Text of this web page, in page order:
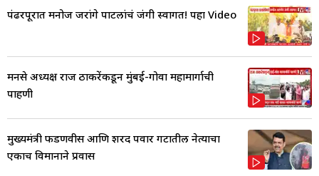
पंढरपूरात मनोज जरांगे पाटलांचं जंगी स्वागत! पहा Video
मनसे अध्यक्ष राज ठाकरेंकडून मुंबई-गोवा महामार्गाची
पाहणी
मुख्यमंत्री फडणवीस आणि शरद पवार गटातील नेत्याचा
एकाच विमानाने प्रवास